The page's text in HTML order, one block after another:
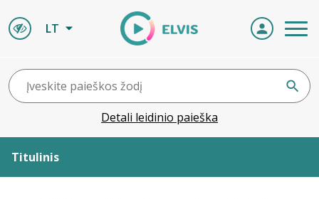
LT
Detali leidinio paieška
Titulinis